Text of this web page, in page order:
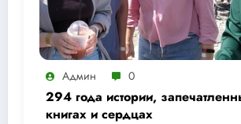
Админ 0
294 года истории,
книгах и сердцах